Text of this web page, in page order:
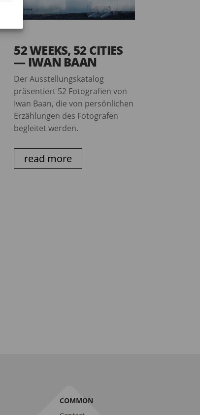
52 WEEKS, 52 CITIES
— IWAN BAAN
Der Ausstellungskatalog
präsentiert 52 Fotografien von
Iwan Baan, die von persönlichen
Erzählungen des Fotografen
begleitet werden.
read more
COMMON